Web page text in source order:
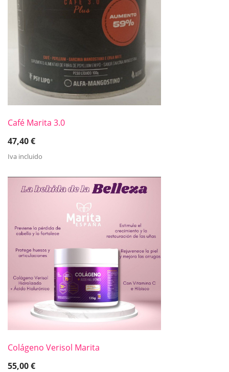
Café Marita 3.0
47,40€
Iva incluido
Colágeno Verisol Marita
55,00€